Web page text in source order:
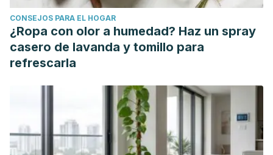
CONSEJOS PARA EL HOGAR
¿Ropa con olor a humedad? Haz un spray
casero de lavanda y tomillo para
refrescarla